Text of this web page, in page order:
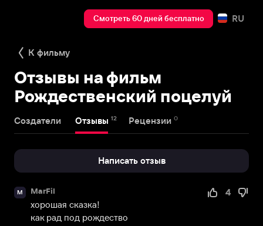
Смотреть 60 дней бесплатно RU
К фильму
Отзывы на фильм
Рождественский поцелуй
Создатели Отзывы 12 Рецензии 0
Написать отзыв
M MarFil
4
хорошая сказка!
как рад под рождество